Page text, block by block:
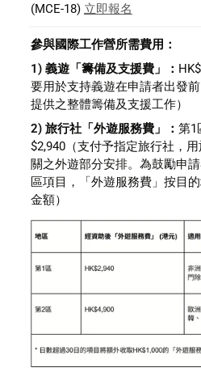
(MCE-18) 立即報名
參與國際工作營所需費用：
1) 義遊「籌備及支援費」：
要用於支持義遊在申請者出發
提供之整體籌備及支援工作）
2) 旅行社「外遊服務費」： 第1
$2,940（支付予指定旅行社，
關之外遊部分安排。為鼓勵申
區項目，「外遊服務費」按目
金額）